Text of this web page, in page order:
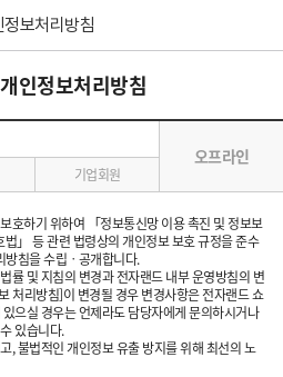
문 바로가기
정보처리방침
개인정보처리방침
오프라인
기업회원
호하기 위하여 「정보통신망 이용 촉진 및 정보보
」 등 관련 법령상의 개인정보 보호 규정을 준수
침을 수립ㆍ공개합니다.
률 및 지침의 변경과 전자랜드 내부 운영방침의 변
처리방침]이 변경될 경우 변경사항은 전자랜드 쇼
으실 경우는 언제라도 담당자에게 문의하시거나
있습니다.
, 불법적인 개인정보 유출 방지를 위해 최선의 노